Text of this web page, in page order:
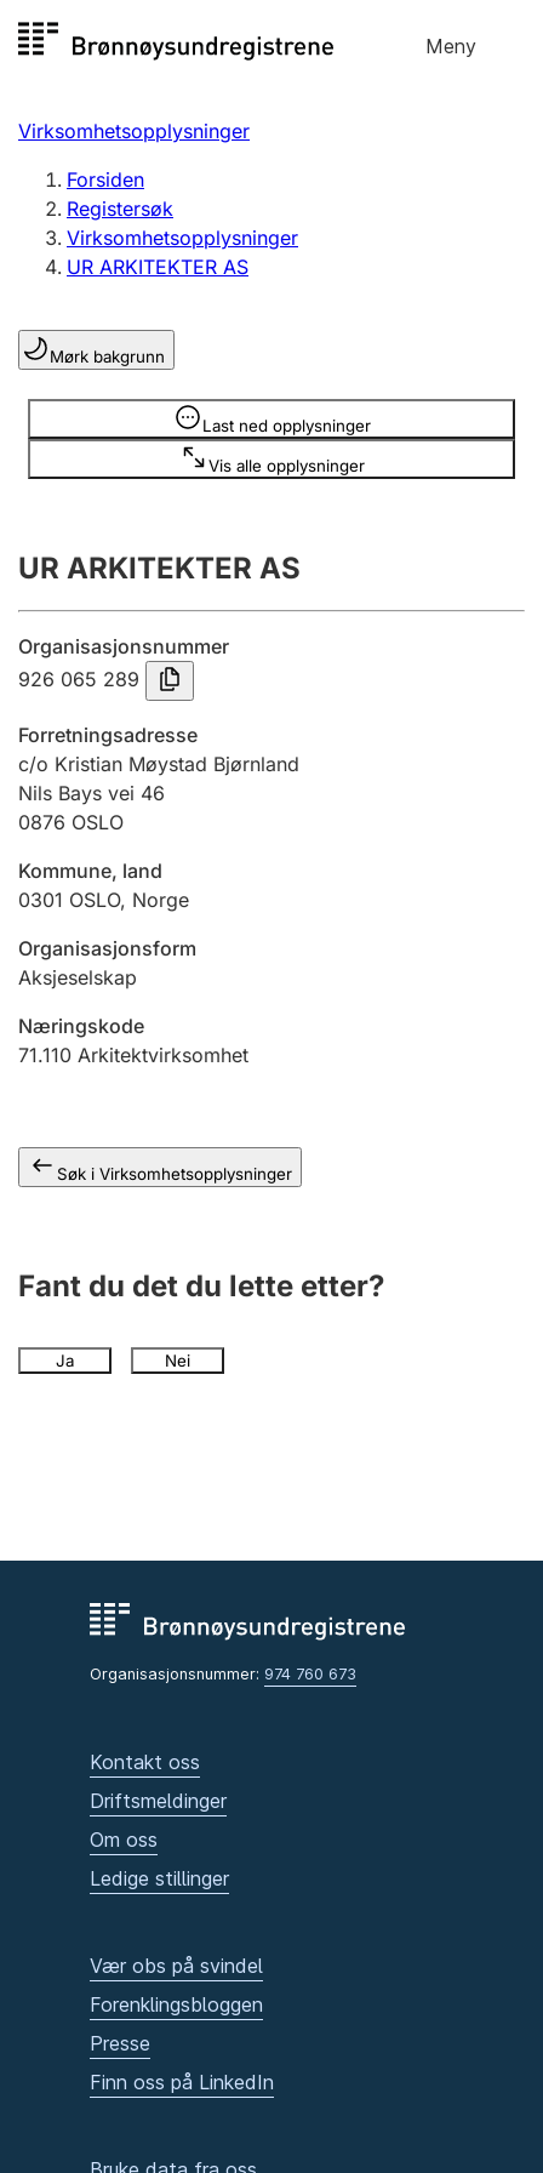
til
Meny
Registersøk
Aksjeselskap
Enkeltpersonforetak
Registrere, endre, slette
Lag og forening
Registrere, endre, slette
Innsending og forsinkelsesgebyr
Jeger
Betaling og jegeravgiftskort
Ektepaktveileder
Virksomhetsopplysninger
Forsiden
Registersøk
Virksomhetsopplysninger
UR ARKITEKTER AS
Mørk bakgrunn
Last ned opplysninger
Vis alle opplysninger
Opplysninger er skjult
UR ARKITEKTER AS
Organisasjonsnummer
926 065 289
Forretningsadresse
c/o Kristian Møystad Bjørnland
Nils Bays vei 46
0876 OSLO
Kommune, land
0301 OSLO, Norge
Organisasjonsform
Aksjeselskap
Næringskode
71.110 Arkitektvirksomhet
Søk i Virksomhetsopplysninger
Fant du det du lette etter?
Ja Nei
Organisasjonsnummer: 974 760 673
Kontakt oss
Driftsmeldinger
Om oss
Ledige stillinger
Vær obs på svindel
Forenklingsbloggen
Presse
Finn oss på LinkedIn